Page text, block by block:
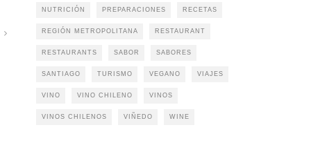
NUTRICIÓN PREPARACIONES RECETAS
REGIÓN METROPOLITANA RESTAURANT
RESTAURANTS SABOR SABORES
SANTIAGO TURISMO VEGANO VIAJES
VINO VINO CHILENO VINOS
VINOS CHILENOS VIÑEDO WINE